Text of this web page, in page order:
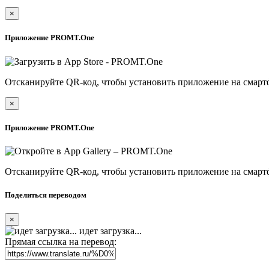
×
Приложение PROMT.One
Отсканируйте QR-код, чтобы установить приложение на
×
Приложение PROMT.One
Отсканируйте QR-код, чтобы установить приложение на
Поделиться переводом
×
идет загрузка...
Прямая ссылка на перевод: